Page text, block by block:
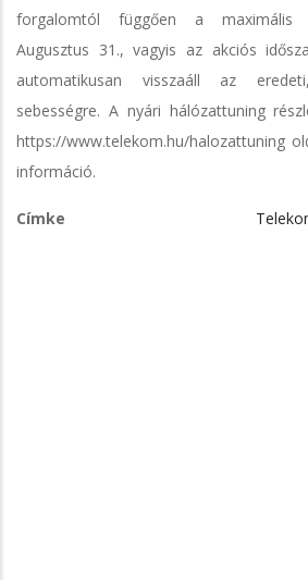
forgalomtól függően a maximális
Augusztus 31., vagyis az akciós
automatikusan visszaáll az
sebességre. A nyári hálózattuning
https://www.telekom.hu/halozattuning
információ.
Címke